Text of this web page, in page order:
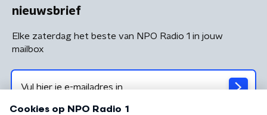
nieuwsbrief
Elke zaterdag het beste van NPO Radio 1 in jouw
mailbox